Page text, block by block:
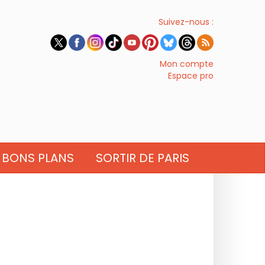
Suivez-nous :
Mon compte
Espace pro
BONS PLANS SORTIR DE PARIS